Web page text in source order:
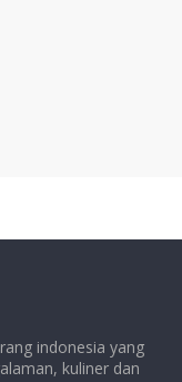
indonesia yang
kuliner dan